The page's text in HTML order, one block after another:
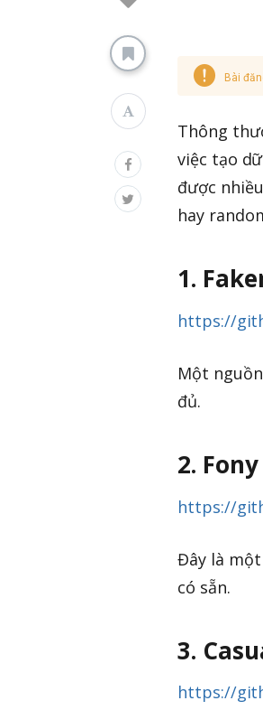
Bài
Thông
việc tạo
được
hay
1.
https://
Một
đủ.
2. Fony
https://
Đây là
có sẵn.
3.
https://